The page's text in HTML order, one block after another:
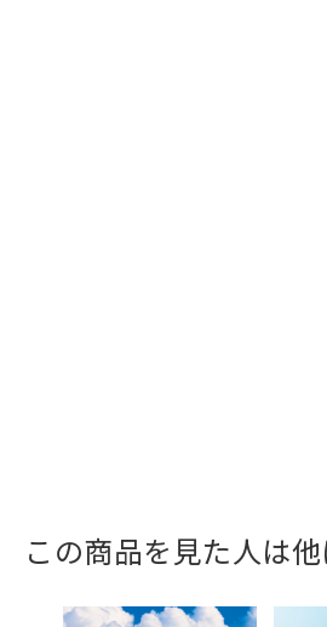
この商品を見た人は